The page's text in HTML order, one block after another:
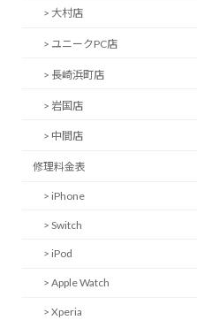
> 大村店
> ユニークPC店
> 長崎浜町店
> 岩国店
> 中間店
修理料金表
> iPhone
> Switch
> iPod
> Apple Watch
> Xperia